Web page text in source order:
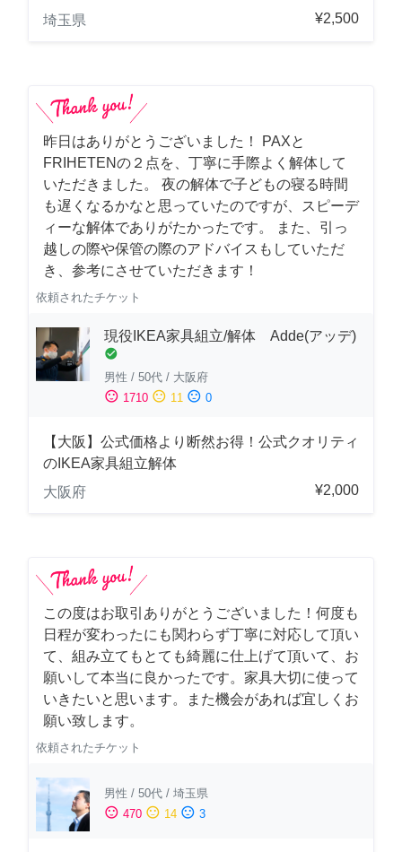
埼玉県
¥2,500
昨日はありがとうございました！ PAXと
FRIHETENの２点を、丁寧に手際よく解体して
いただきました。 夜の解体で子どもの寝る時間
も遅くなるかなと思っていたのですが、スピーデ
ィーな解体でありがたかったです。 また、引っ
越しの際や保管の際のアドバイスもしていただ
き、参考にさせていただきます！
依頼されたチケット
現役IKEA家具組立/解体 Adde(アッデ)
check_circle
男性 / 50代 / 大阪府
sentiment_satisfied 1710 sentiment_neutral 11 sentiment_dissatisfied 0
【大阪】公式価格より断然お得！公式クオリティ
のIKEA家具組立解体
大阪府
¥2,000
この度はお取引ありがとうございました！何度も
日程が変わったにも関わらず丁寧に対応して頂い
て、組み立てもとても綺麗に仕上げて頂いて、お
願いして本当に良かったです。家具大切に使って
いきたいと思います。また機会があれば宜しくお
願い致します。
依頼されたチケット
男性 / 50代 / 埼玉県
sentiment_satisfied 470 sentiment_neutral 14 sentiment_dissatisfied 3